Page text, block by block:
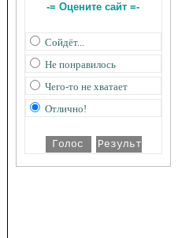
-= Оцените сайт =-
Сойдёт...
Не понравилось
Чего-то не хватает
Отлично!